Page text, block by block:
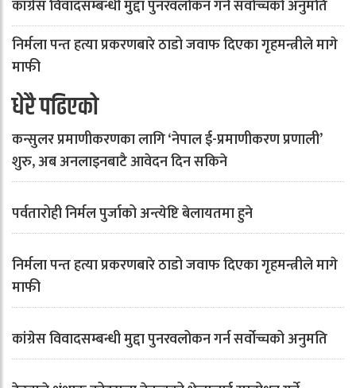
कांग्रेस विवादसम्बन्धी मुद्दा पुनरवलोकन गर्न सर्वोच्चको अनुमति
निर्मला पन्त हत्या प्रकरणबारे ठाडो जवाफ दिएका गृहमन्त्रीले मागे
माफी
धेरै पढिएको
कन्सुलर प्रमाणीकरणका लागि ‘नेपाल ई-प्रमाणीकरण प्रणाली’
शुरु, अब अनलाइनबाटै आवेदन दिन सकिने
पर्वतारोही निर्मल पुर्जाको अन्त्येष्टि बेलायतमा हुने
निर्मला पन्त हत्या प्रकरणबारे ठाडो जवाफ दिएका गृहमन्त्रीले मागे
माफी
कांग्रेस विवादसम्बन्धी मुद्दा पुनरवलोकन गर्न सर्वोच्चको अनुमति